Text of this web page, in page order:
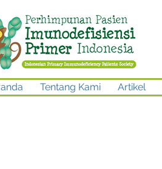
Tentang Kami Artikel